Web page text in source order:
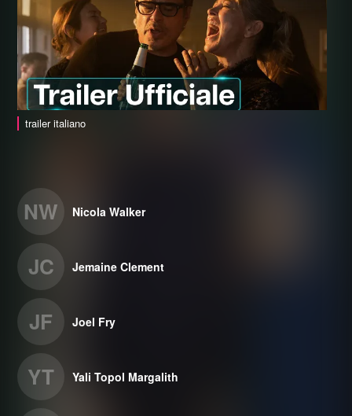
trailer italiano
NW Nicola Walker
JC Jemaine Clement
JF Joel Fry
YT Yali Topol Margalith